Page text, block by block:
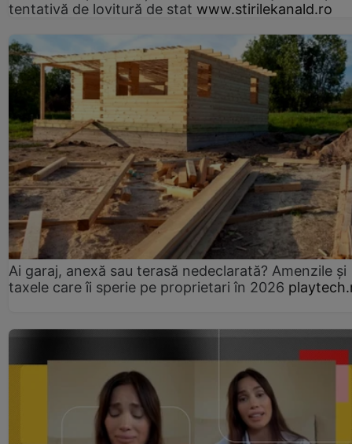
tentativă de lovitură de stat www.stirilekanald.ro
Ai garaj, anexă sau terasă nedeclarată? Amenzile și
taxele care îi sperie pe proprietari în 2026